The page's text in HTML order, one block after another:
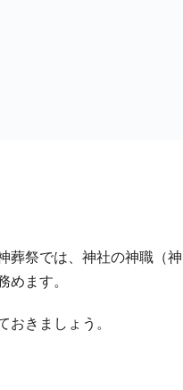
葬祭では、神社の神職（神
めます。
きましょう。